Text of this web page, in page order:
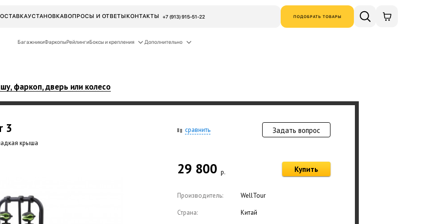
УСТАНОВКАВОПРОСЫ И ОТВЕТЫКОНТАКТЫ +7 (913) 915-51-22 ПОДОБРАТЬ ТОВАРЫ
БагажникиФаркопыРейлингиБоксы и крепления Дополнительно
фаркоп, дверь или колесо
3
крыша
сравнить Задать вопрос
29 800 р. Купить
Производитель: WellTour
Страна: Китай